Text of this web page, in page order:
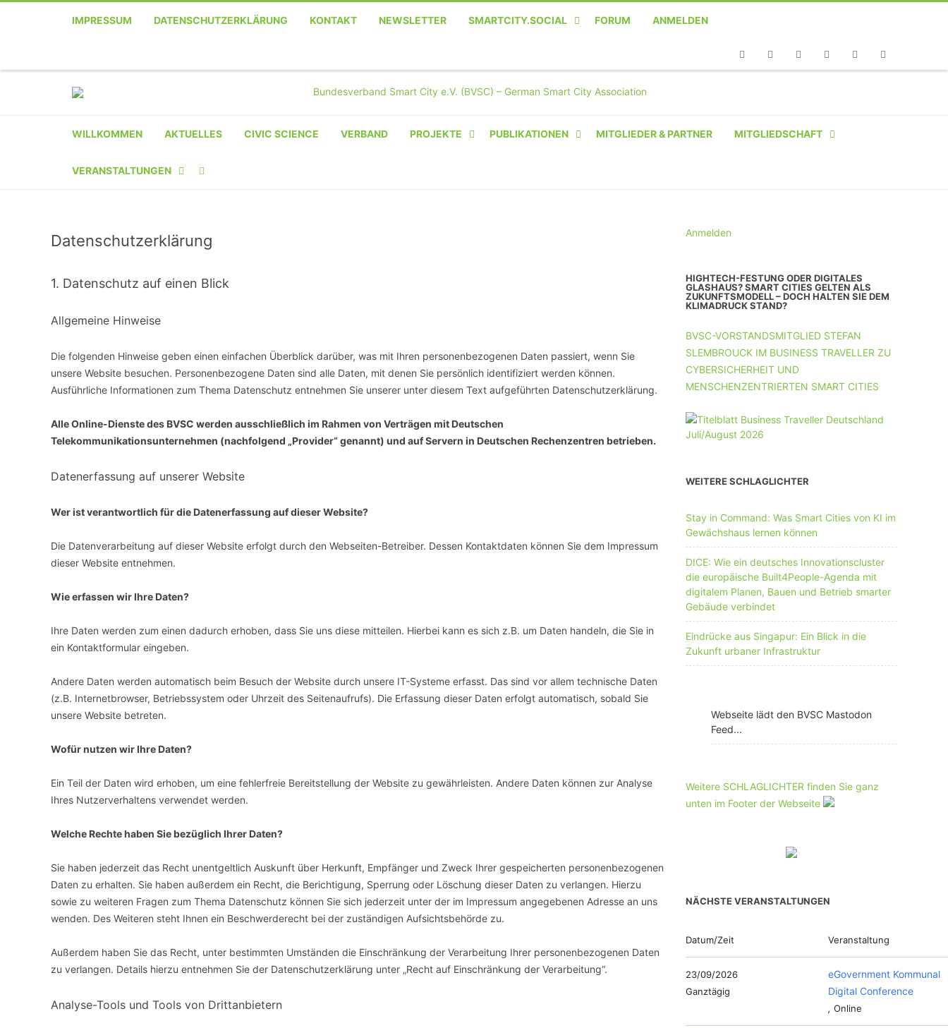
IMPRESSUM DATENSCHUTZERKLÄRUNG KONTAKT NEWSLETTER SMARTCITY.SOCIAL FORUM ANMELDEN
WILLKOMMEN AKTUELLES CIVIC SCIENCE VERBAND PROJEKTE
SMART CHARITIES
SMART CITY TERMINOLOGIE
UPSCHOOLING
PUBLIKATIONEN MITGLIEDER & PARTNER MITGLIEDSCHAFT
UNTERNEHMEN BIS 10 MA
UNTERNEHMEN AB 51 MA
VERANSTALTUNGEN
VERANSTALTER-
VERANSTALTUNG
EINREICHEN
Datenschutzerklärung
1. Datenschutz auf einen Blick
Allgemeine Hinweise
Die folgenden Hinweise geben einen einfachen Überblick darüber, was mit Ihren personenbezogenen Daten passiert, wenn Sie
unsere Website besuchen. Personenbezogene Daten sind alle Daten, mit denen Sie persönlich identifiziert werden können.
Ausführliche Informationen zum Thema Datenschutz entnehmen Sie unserer unter diesem Text aufgeführten Datenschutzerklärung.
Alle Online-Dienste des BVSC werden ausschließlich im Rahmen von Verträgen mit Deutschen
Telekommunikationsunternehmen (nachfolgend „Provider“ genannt) und auf Servern in Deutschen Rechenzentren betrieben.
Datenerfassung auf unserer Website
Wer ist verantwortlich für die Datenerfassung auf dieser Website?
Die Datenverarbeitung auf dieser Website erfolgt durch den Webseiten-Betreiber. Dessen Kontaktdaten können Sie dem Impressum
dieser Website entnehmen.
Wie erfassen wir Ihre Daten?
Ihre Daten werden zum einen dadurch erhoben, dass Sie uns diese mitteilen. Hierbei kann es sich z.B. um Daten handeln, die Sie in
ein Kontaktformular eingeben.
Andere Daten werden automatisch beim Besuch der Website durch unsere IT-Systeme erfasst. Das sind vor allem technische Daten
(z.B. Internetbrowser, Betriebssystem oder Uhrzeit des Seitenaufrufs). Die Erfassung dieser Daten erfolgt automatisch, sobald Sie
unsere Website betreten.
Wofür nutzen wir Ihre Daten?
Ein Teil der Daten wird erhoben, um eine fehlerfreie Bereitstellung der Website zu gewährleisten. Andere Daten können zur Analyse
Ihres Nutzerverhaltens verwendet werden.
Welche Rechte haben Sie bezüglich Ihrer Daten?
Sie haben jederzeit das Recht unentgeltlich Auskunft über Herkunft, Empfänger und Zweck Ihrer gespeicherten personenbezogenen
Daten zu erhalten. Sie haben außerdem ein Recht, die Berichtigung, Sperrung oder Löschung dieser Daten zu verlangen. Hierzu
sowie zu weiteren Fragen zum Thema Datenschutz können Sie sich jederzeit unter der im Impressum angegebenen Adresse an uns
wenden. Des Weiteren steht Ihnen ein Beschwerderecht bei der zuständigen Aufsichtsbehörde zu.
Außerdem haben Sie das Recht, unter bestimmten Umständen die Einschränkung der Verarbeitung Ihrer personenbezogenen Daten
zu verlangen. Details hierzu entnehmen Sie der Datenschutzerklärung unter „Recht auf Einschränkung der Verarbeitung“.
Analyse-Tools und Tools von Drittanbietern
Anmelden
HIGHTECH-FESTUNG ODER DIGITALES
GLASHAUS? SMART CITIES GELTEN ALS
ZUKUNFTSMODELL – DOCH HALTEN SIE DEM
KLIMADRUCK STAND?
BVSC-VORSTANDSMITGLIED STEFAN
SLEMBROUCK IM BUSINESS TRAVELLER ZU
CYBERSICHERHEIT UND
MENSCHENZENTRIERTEN SMART CITIES
WEITERE SCHLAGLICHTER
Stay in Command: Was Smart Cities von KI im
Gewächshaus lernen können
DICE: Wie ein deutsches Innovationscluster
die europäische Built4People-Agenda mit
digitalem Planen, Bauen und Betrieb smarter
Gebäude verbindet
Eindrücke aus Singapur: Ein Blick in die
Zukunft urbaner Infrastruktur
Webseite lädt den BVSC Mastodon
Feed...
Weitere SCHLAGLICHTER finden Sie ganz
unten im Footer der Webseite
NÄCHSTE VERANSTALTUNGEN
Datum/Zeit Veranstaltung
23/09/2026
Ganztägig
eGovernment Kommunal
Digital Conference
, Online